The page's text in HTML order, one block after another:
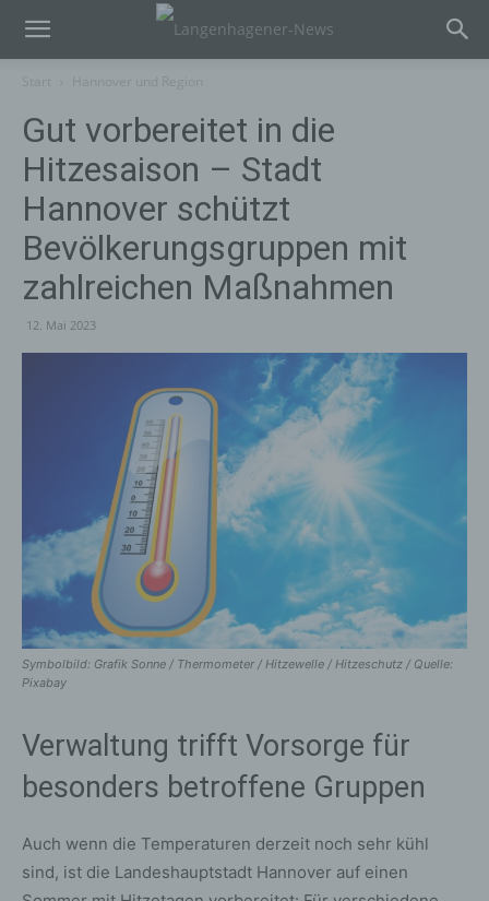
Gut vorbereitet in die
Hitzesaison – Stadt
Hannover schützt
Bevölkerungsgruppen mit
zahlreichen Maßnahmen
12. Mai 2023
Symbolbild: Grafik Sonne / Thermometer / Hitzewelle / Hitzeschutz / Quelle:
Pixabay
Verwaltung trifft Vorsorge für
besonders betroffene Gruppen
Auch wenn die Temperaturen derzeit noch sehr kühl
sind, ist die Landeshauptstadt Hannover auf einen